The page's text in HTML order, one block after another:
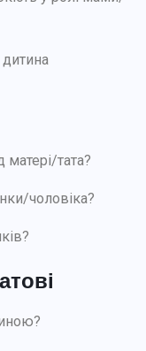
матері/тата?
чоловіка?